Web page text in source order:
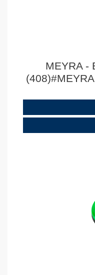
MEYRA -